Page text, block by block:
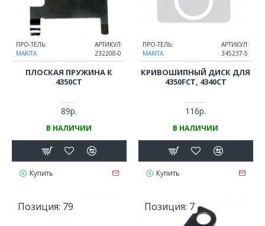
ПРО-ТЕЛЬ:
MAKITA
АРТИКУЛ:
232208-0
ПЛОСКАЯ ПРУЖИНА К
4350CT
89р.
В НАЛИЧИИ
Купить
ПРО-ТЕЛЬ:
MAKITA
АРТИКУЛ:
345237-5
КРИВОШИПНЫЙ ДИСК ДЛЯ
4350FCT, 4340CT
116р.
В НАЛИЧИИ
Купить
Позиция: 79 Позиция: 7